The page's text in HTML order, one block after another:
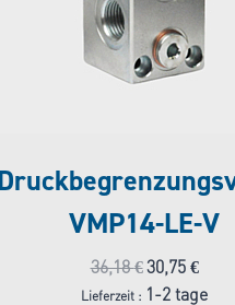
VMP14-LE-V
36,18€
Preis
30,75 €
Preis
Lieferzeit : 1-2 tage